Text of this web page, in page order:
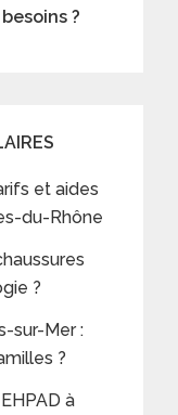
besoins ?
et aides
du-Rhône
?
sur-Mer :
?
à